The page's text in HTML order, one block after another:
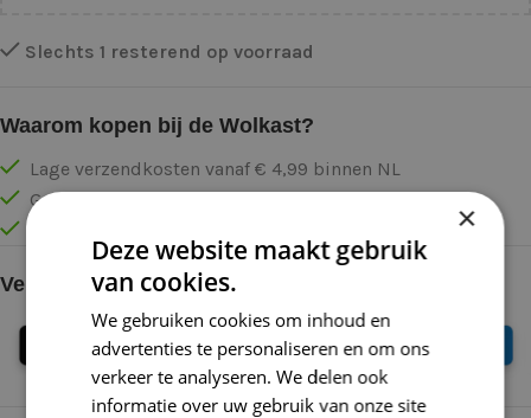
Slechts 1 resterend op voorraad
Waarom kopen bij de Wolkast?
Lage verzendkosten vanaf € 4,99 binnen NL
Gratis verzonden vanaf €55,-
Vóór 16:30 besteld = Zelfde (werk)dag verzonden
Veilig online betalen
×
Deze website maakt gebruik
van cookies.
We gebruiken cookies om inhoud en
advertenties te personaliseren en om ons
verkeer te analyseren. We delen ook
informatie over uw gebruik van onze site